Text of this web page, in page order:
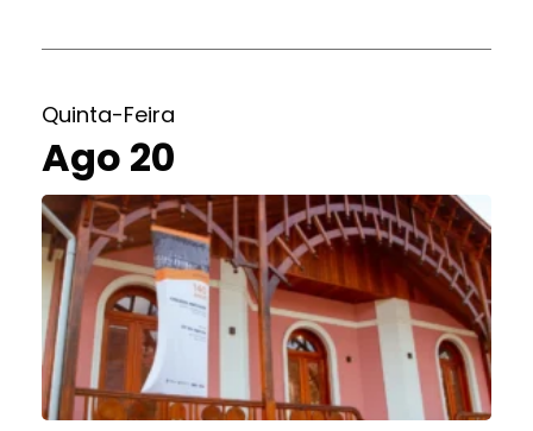
Quinta-Feira
Ago 20